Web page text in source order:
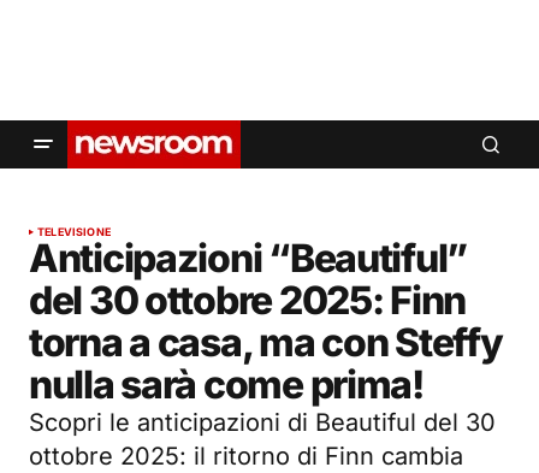
TELEVISIONE
Anticipazioni “Beautiful”
del 30 ottobre 2025: Finn
torna a casa, ma con Steffy
nulla sarà come prima!
Scopri le anticipazioni di Beautiful del 30
ottobre 2025: il ritorno di Finn cambia